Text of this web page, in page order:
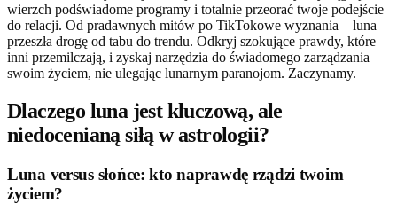
wierzch podświadome programy i totalnie przeorać twoje podejście
do relacji. Od pradawnych mitów po TikTokowe wyznania – luna
przeszła drogę od tabu do trendu. Odkryj szokujące prawdy, które
inni przemilczają, i zyskaj narzędzia do świadomego zarządzania
swoim życiem, nie ulegając lunarnym paranojom. Zaczynamy.
Dlaczego luna jest kluczową, ale
niedocenianą siłą w astrologii?
Luna versus słońce: kto naprawdę rządzi twoim
życiem?